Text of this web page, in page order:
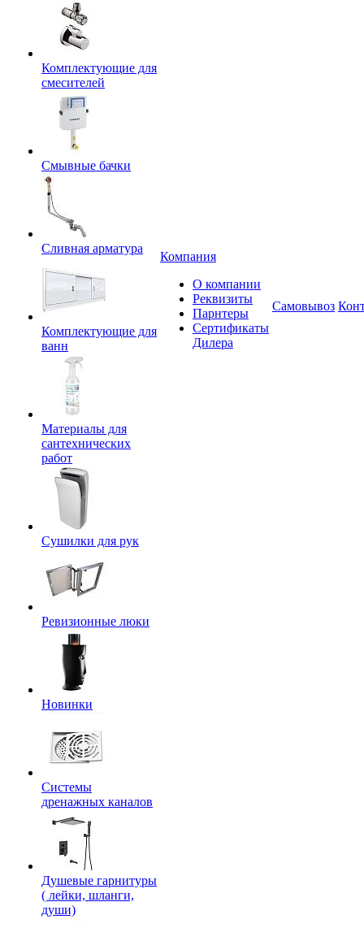
Комплектующие для
смесителей
Смывные бачки
Сливная арматура
Комплектующие для
ванн
Материалы для
сантехнических
работ
Сушилки для рук
Ревизионные люки
Новинки
Системы
дренажных каналов
Душевые гарнитуры
( лейки, шланги,
души)
Компания
О компании
Реквизиты
Парнтеры
Сертификаты
Дилера
Самовывоз